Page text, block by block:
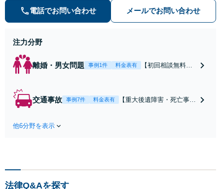
弁護士にご相談頂くことで、今のご
不安が和らぐとともに、問題解決の
電話でお問い合わせ メールでお問い合わせ
注力分野
離婚・男女問題 事例1件 料金表有
【初回相談無料】
条件で離婚ができ
交通事故 事例7件 料金表有
【重大後遺障害・死亡事案
応・納得できる解決を」
他6分野を表示
法律Q&Aを探す